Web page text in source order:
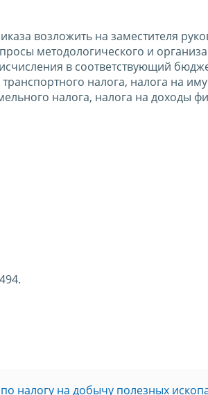
возложить на заместителя
методологического и
в соответствующий
налога, налога на
налога, налога на доходы
налогу на добычу полезных